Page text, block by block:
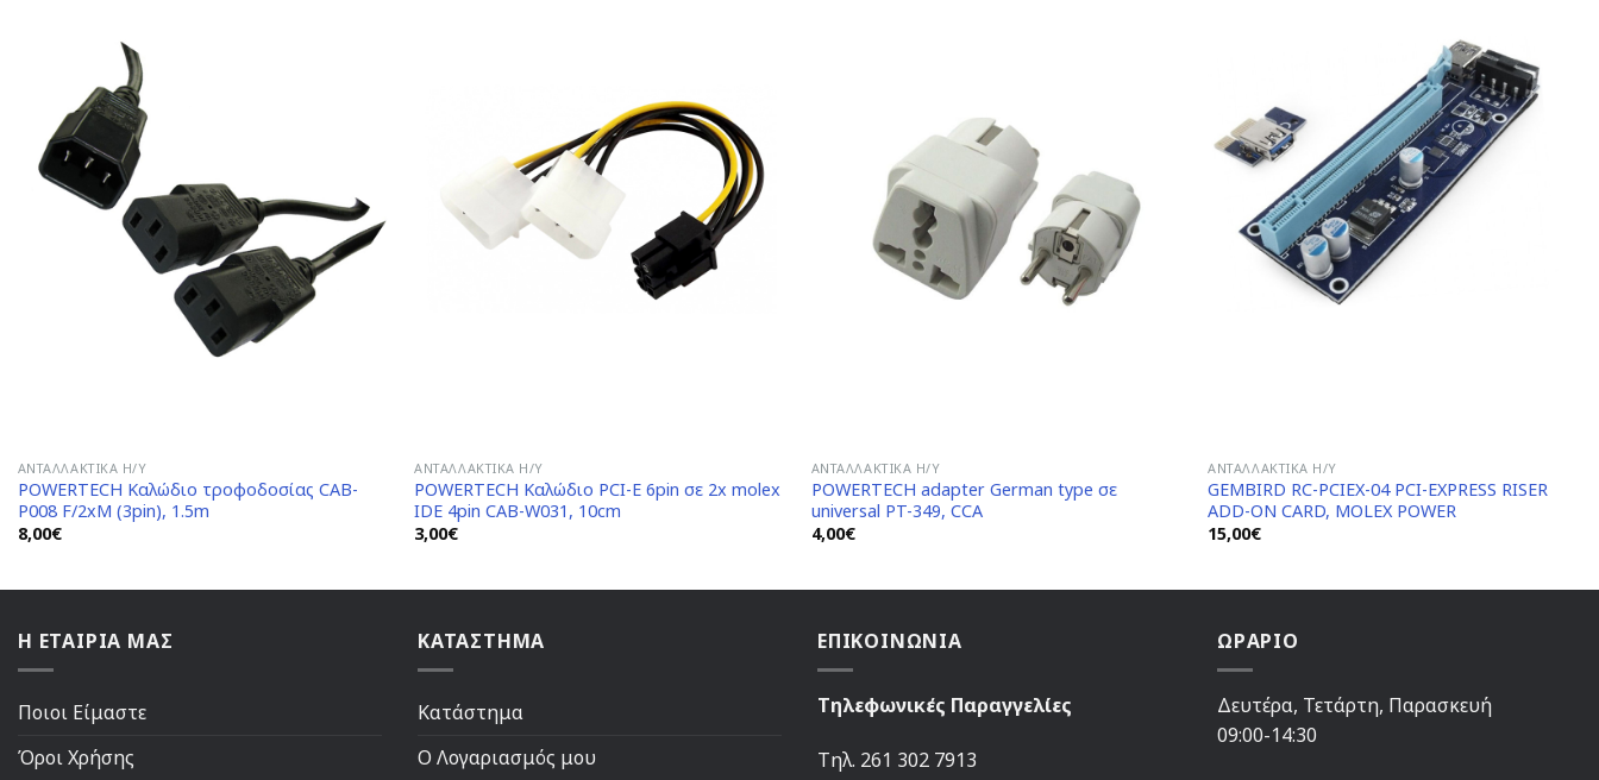
ΑΝΤΑΛΛΑΚΤΙΚΆ H/Y
POWERTECH Καλώδιο τροφοδοσίας CAB-
P008 F/2xM (3pin), 1.5m
8,00€
ΑΝΤΑΛΛΑΚΤΙΚΆ H/Y
POWERTECH Καλώδιο PCI-E 6pin σε 2x molex
IDE 4pin CAB-W031, 10cm
3,00€
ΑΝΤΑΛΛΑΚΤΙΚΆ H/Y
POWERTECH adapter German type σε
universal PT-349, CCA
4,00€
Add to
Wishlist
ΑΝΤΑΛΛΑΚΤΙΚΆ H/Y
GEMBIRD RC-PCIEX-04 PCI-EXPRESS RISER
ADD-ON CARD, MOLEX POWER
15,00€
Η ΕΤΑΙΡΙΑ ΜΑΣ
Ποιοι Είμαστε
Όροι Χρήσης
ΚΑΤΑΣΤΗΜΑ
Κατάστημα
Ο Λογαριασμός μου
ΕΠΙΚΟΙΝΩΝΙΑ
Τηλεφωνικές Παραγγελίες
Τηλ. 261 302 7913
ΩΡΑΡΙΟ
Δευτέρα, Τετάρτη, Παρασκευή
09:00-14:30